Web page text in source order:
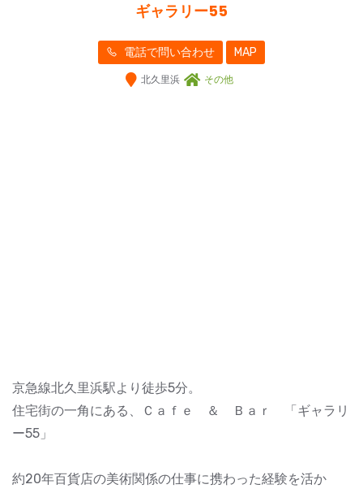
ギャラリー55
電話で問い合わせ MAP
北久里浜 その他
京急線北久里浜駅より徒歩5分。
住宅街の一角にある、Ｃａｆｅ ＆ Ｂａｒ 「ギャラリ
ー55」
約20年百貨店の美術関係の仕事に携わった経験を活か